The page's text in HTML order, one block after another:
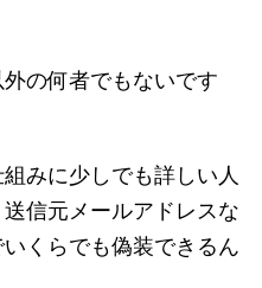
の何者でもないです
みに少しでも詳しい人
信元メールアドレスな
くらでも偽装できるん